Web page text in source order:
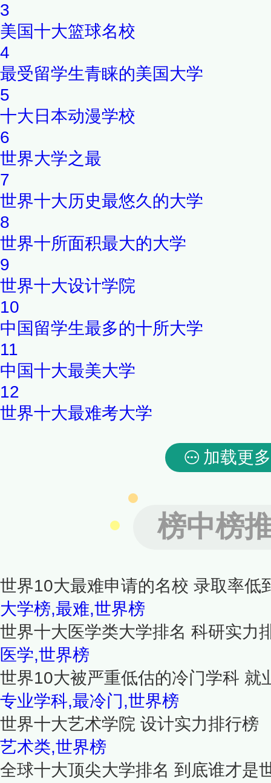
3
美国十大篮球名校
4
最受留学生青睐的美国大学
5
十大日本动漫学校
6
世界大学之最
7
世界十大历史最悠久的大学
8
世界十所面积最大的大学
9
世界十大设计学院
10
中国留学生最多的十所大学
11
中国十大最美大学
12
世界十大最难考大学
加载更多
榜中榜
世界10大最难申请的名校 录取率低
大学榜,最难,世界榜
世界十大医学类大学排名 科研实力
医学,世界榜
世界10大被严重低估的冷门学科 就
专业学科,最冷门,世界榜
世界十大艺术学院 设计实力排行榜
艺术类,世界榜
全球十大顶尖大学排名 到底谁才是